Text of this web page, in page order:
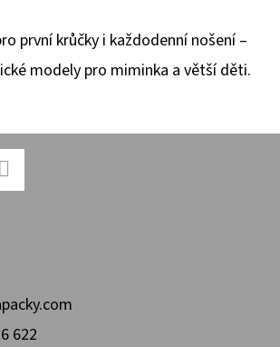
A
C
Í
N
Í
první krůčky i každodenní nošení –
modely pro miminka a větší děti.
622